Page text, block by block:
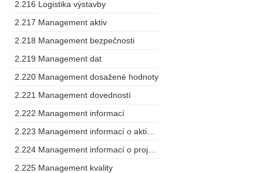
2.216 Logistika výstavby
2.217 Management aktiv
2.218 Management bezpečnosti
2.219 Management dat
2.220 Management dosažené hodnoty
2.221 Management dovedností
2.222 Management informací
2.225 Management kvality